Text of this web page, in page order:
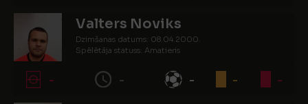
Valters Noviks
Dzimšanas datums: 08.04.2000.
Spēlētāja statuss: Amatieris
- - - - -